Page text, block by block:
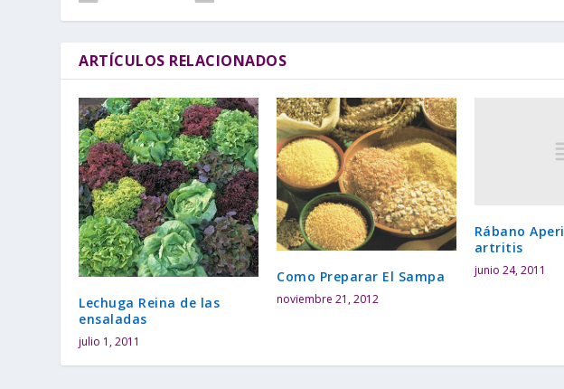
ARTÍCULOS RELACIONADOS
Lechuga Reina de las
ensaladas
julio 1, 2011
Como Preparar El Sampa
noviembre 21, 2012
Rábano
artritis
junio 24, 2011